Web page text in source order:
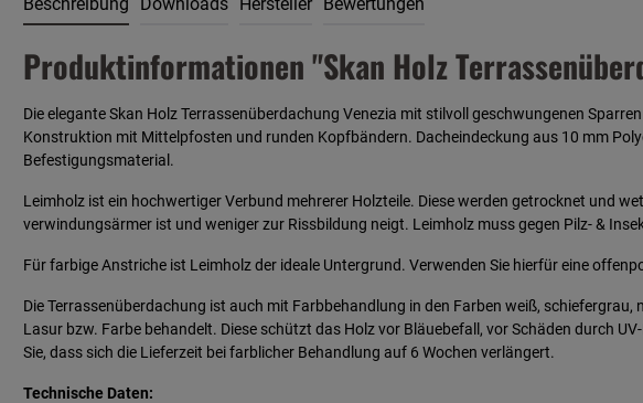
Produktinformationen "Skan Holz
Die elegante Skan Holz Terrassenüberdachung Venezia mit stilvoll geschwungenen
Konstruktion mit Mittelpfosten und runden Kopfbändern. Dacheindeckung aus 10 mm
Befestigungsmaterial.
Leimholz ist ein hochwertiger Verbund mehrerer Holzteile. Diese werden getrocknet und
verwindungsärmer ist und weniger zur Rissbildung neigt. Leimholz muss gegen Pilz- &
Für farbige Anstriche ist Leimholz der ideale Untergrund. Verwenden Sie hierfür eine
Die Terrassenüberdachung ist auch mit Farbbehandlung in den Farben weiß,
Lasur bzw. Farbe behandelt. Diese schützt das Holz vor Bläuebefall, vor Schäden durch
Sie, dass sich die Lieferzeit bei farblicher Behandlung auf 6 Wochen verlängert.
Technische Daten: